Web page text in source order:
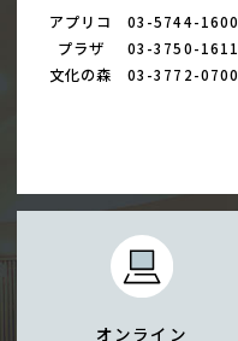
アプリコ 03-5744-1600
プラザ 03-3750-1611
文化の森 03-3772-0700
オンライン